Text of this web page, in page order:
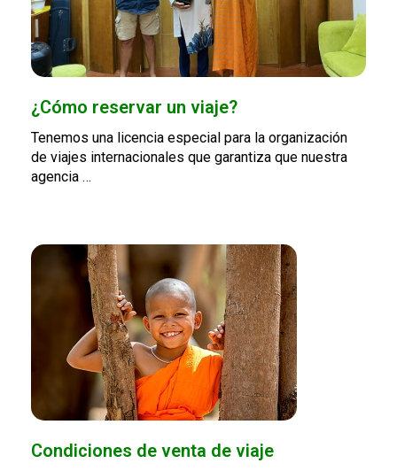
¿Cómo reservar un viaje?
Tenemos una licencia especial para la organización
de viajes internacionales que garantiza que nuestra
agencia …
Condiciones de venta de viaje